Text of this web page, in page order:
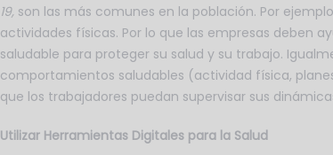
19, son las más comunes en la población. Por
actividades físicas. Por lo que las empresas deben
saludable para proteger su salud y su trabajo.
comportamientos saludables (actividad física,
que los trabajadores puedan supervisar sus
Utilizar Herramientas Digitales para la Salud